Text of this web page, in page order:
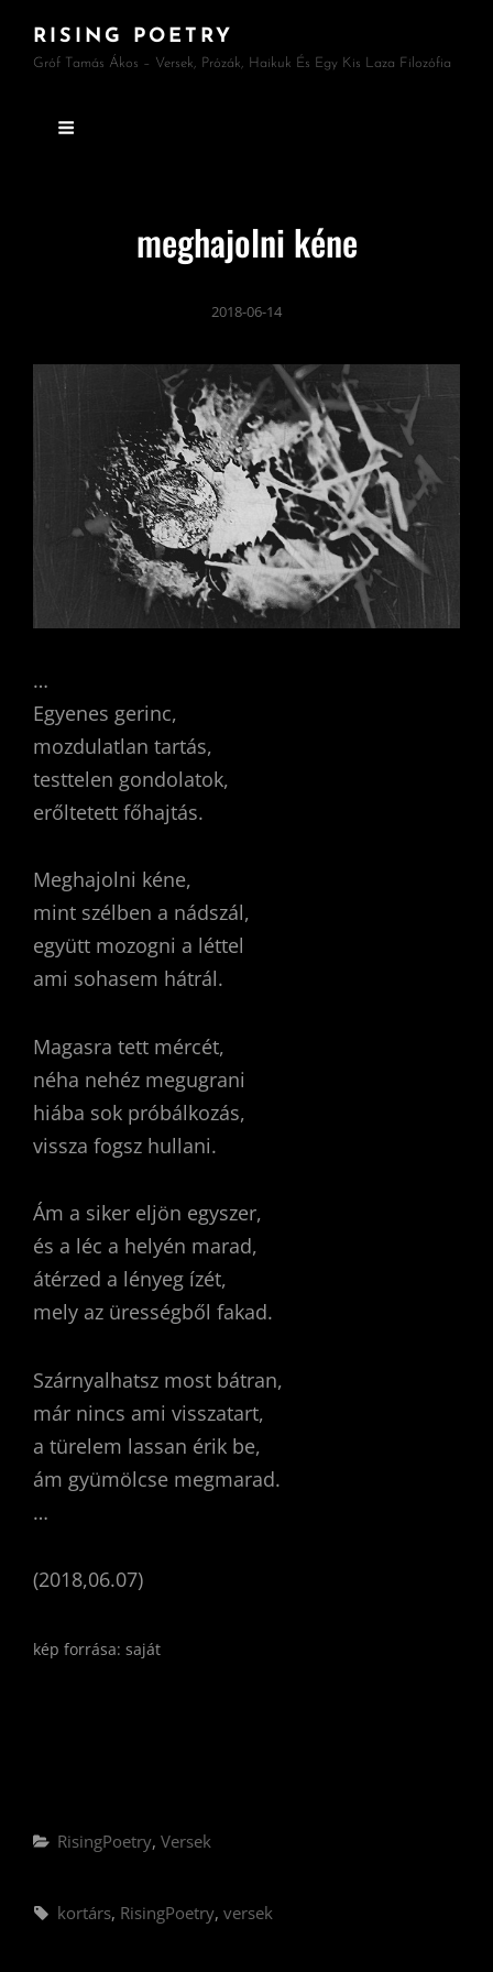
RISING POETRY
Gróf Tamás Ákos – Versek, Prózák, Haikuk És Egy Kis Laza Filozófia
meghajolni kéne
2018-06-14
…
Egyenes gerinc,
mozdulatlan tartás,
testtelen gondolatok,
erőltetett főhajtás.
Meghajolni kéne,
mint szélben a nádszál,
együtt mozogni a léttel
ami sohasem hátrál.
Magasra tett mércét,
néha nehéz megugrani
hiába sok próbálkozás,
vissza fogsz hullani.
Ám a siker eljön egyszer,
és a léc a helyén marad,
átérzed a lényeg ízét,
mely az ürességből fakad.
Szárnyalhatsz most bátran,
már nincs ami visszatart,
a türelem lassan érik be,
ám gyümölcse megmarad.
…
(2018,06.07)
kép forrása: saját
Categories
RisingPoetry, Versek
Tags,
kortárs, RisingPoetry, versek